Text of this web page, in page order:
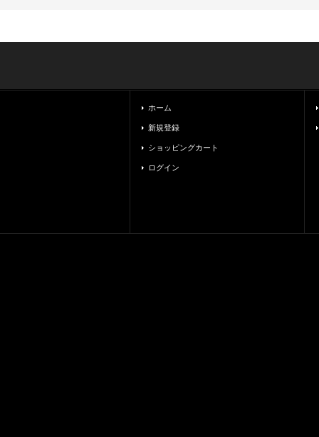
ホーム
新規登録
ショッピングカート
ログイン